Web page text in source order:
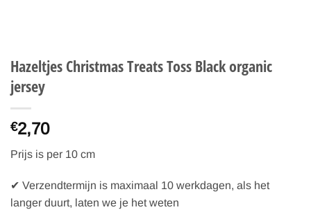
Hazeltjes Christmas Treats Toss Black organic
jersey
€2,70
Prijs is per 10 cm
✔ Verzendtermijn is maximaal 10 werkdagen, als het
langer duurt, laten we je het weten